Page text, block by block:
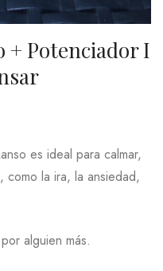
+ Potenciador I
es ideal para calmar,
como la ira, la ansiedad,
alguien más.